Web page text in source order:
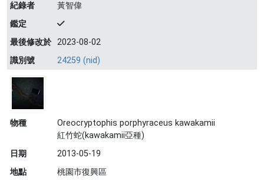
紀錄者
黃智偉
鑑定
最後修改於 2023-08-02
識別號
24259 (nid)
物種
Oreocryptophis porphyraceus kawakamii
紅竹蛇(kawakamii亞種)
日期
2013-05-19
地點
桃園市復興區